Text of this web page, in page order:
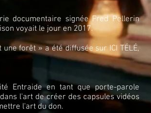
documentaire signée Fred Pellerin
voyait le jour en 2017.
forêt » a été diffusée sur ICI TÉLÉ,
Entraide en tant que porte-parole
l'art de créer des capsules vidéos
l'art du don.